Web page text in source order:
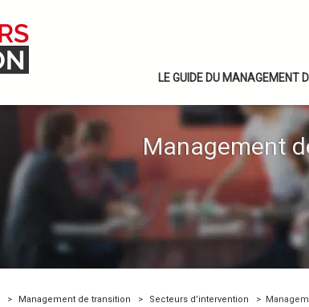
LE GUIDE DU MANAGEMENT
Management
Management de transition Secteurs d’intervention